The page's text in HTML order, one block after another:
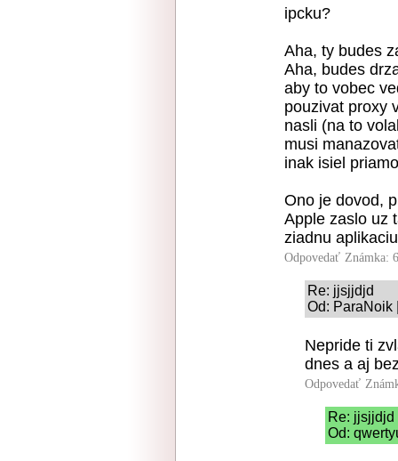
ipcku?
Aha, ty budes
Aha, budes
aby to vobec
pouzivat proxy
nasli (na to
musi
inak isiel
Ono je dovod,
Apple zaslo uz
ziadnu
Odpovedať Známka:
Re: jjsjjdjd
Od: ParaNoik
Nepride ti
dnes a aj
Odpovedať
Re: jjsjjdjd
Od: